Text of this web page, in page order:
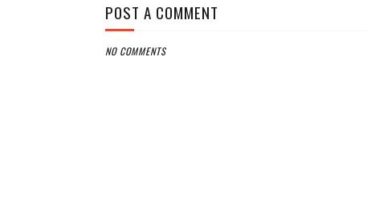
POST A COMMENT
NO COMMENTS